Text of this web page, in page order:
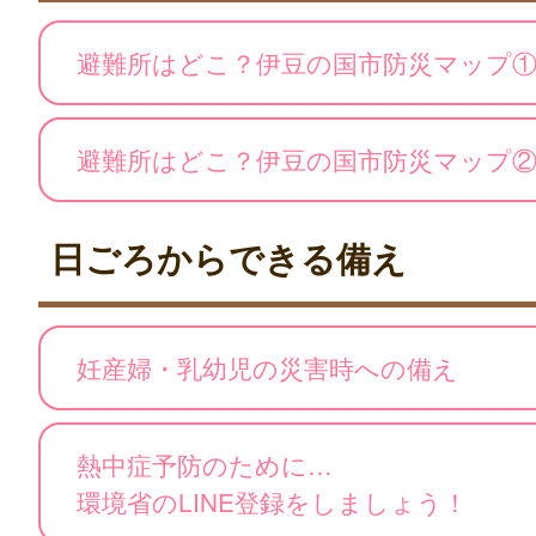
避難所はどこ？伊豆の国市防災マップ①
避難所はどこ？伊豆の国市防災マップ②
日ごろからできる備え
妊産婦・乳幼児の災害時への備え
熱中症予防のために…
環境省のLINE登録をしましょう！